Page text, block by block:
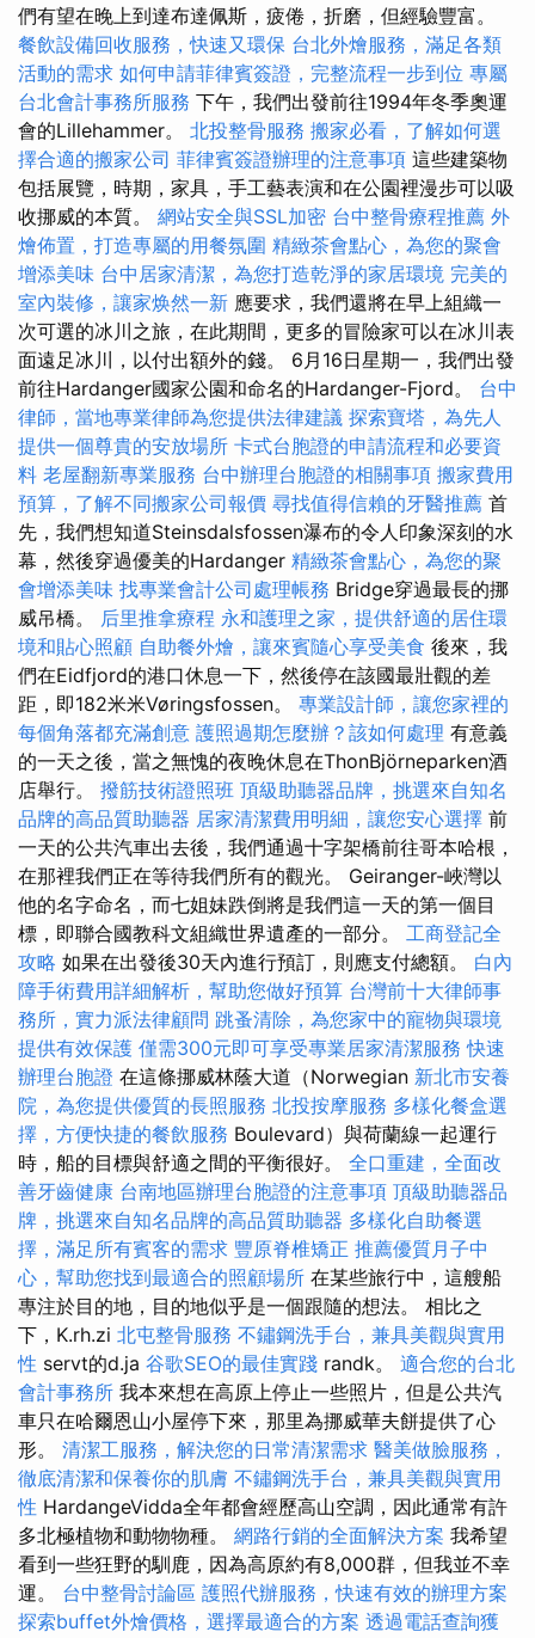
們有望在晚上到達布達佩斯，疲倦，折磨，但經驗豐富。
餐飲設備回收服務，快速又環保 台北外燴服務，滿足各類
活動的需求 如何申請菲律賓簽證，完整流程一步到位 專屬
台北會計事務所服務 下午，我們出發前往1994年冬季奧運
會的Lillehammer。 北投整骨服務 搬家必看，了解如何選
擇合適的搬家公司 菲律賓簽證辦理的注意事項 這些建築物
包括展覽，時期，家具，手工藝表演和在公園裡漫步可以吸
收挪威的本質。 網站安全與SSL加密 台中整骨療程推薦 外
燴佈置，打造專屬的用餐氛圍 精緻茶會點心，為您的聚會
增添美味 台中居家清潔，為您打造乾淨的家居環境 完美的
室內裝修，讓家焕然一新 應要求，我們還將在早上組織一
次可選的冰川之旅，在此期間，更多的冒險家可以在冰川表
面遠足冰川，以付出額外的錢。 6月16日星期一，我們出發
前往Hardanger國家公園和命名的Hardanger-Fjord。 台中
律師，當地專業律師為您提供法律建議 探索寶塔，為先人
提供一個尊貴的安放場所 卡式台胞證的申請流程和必要資
料 老屋翻新專業服務 台中辦理台胞證的相關事項 搬家費用
預算，了解不同搬家公司報價 尋找值得信賴的牙醫推薦 首
先，我們想知道Steinsdalsfossen瀑布的令人印象深刻的水
幕，然後穿過優美的Hardanger 精緻茶會點心，為您的聚
會增添美味 找專業會計公司處理帳務 Bridge穿過最長的挪
威吊橋。 后里推拿療程 永和護理之家，提供舒適的居住環
境和貼心照顧 自助餐外燴，讓來賓隨心享受美食 後來，我
們在Eidfjord的港口休息一下，然後停在該國最壯觀的差
距，即182米米Vøringsfossen。 專業設計師，讓您家裡的
每個角落都充滿創意 護照過期怎麼辦？該如何處理 有意義
的一天之後，當之無愧的夜晚休息在ThonBjörneparken酒
店舉行。 撥筋技術證照班 頂級助聽器品牌，挑選來自知名
品牌的高品質助聽器 居家清潔費用明細，讓您安心選擇 前
一天的公共汽車出去後，我們通過十字架橋前往哥本哈根，
在那裡我們正在等待我們所有的觀光。 Geiranger-峽灣以
他的名字命名，而七姐妹跌倒將是我們這一天的第一個目
標，即聯合國教科文組織世界遺產的一部分。 工商登記全
攻略 如果在出發後30天內進行預訂，則應支付總額。 白內
障手術費用詳細解析，幫助您做好預算 台灣前十大律師事
務所，實力派法律顧問 跳蚤清除，為您家中的寵物與環境
提供有效保護 僅需300元即可享受專業居家清潔服務 快速
辦理台胞證 在這條挪威林蔭大道（Norwegian 新北市安養
院，為您提供優質的長照服務 北投按摩服務 多樣化餐盒選
擇，方便快捷的餐飲服務 Boulevard）與荷蘭線一起運行
時，船的目標與舒適之間的平衡很好。 全口重建，全面改
善牙齒健康 台南地區辦理台胞證的注意事項 頂級助聽器品
牌，挑選來自知名品牌的高品質助聽器 多樣化自助餐選
擇，滿足所有賓客的需求 豐原脊椎矯正 推薦優質月子中
心，幫助您找到最適合的照顧場所 在某些旅行中，這艘船
專注於目的地，目的地似乎是一個跟隨的想法。 相比之
下，K.rh.zi 北屯整骨服務 不鏽鋼洗手台，兼具美觀與實用
性 servt的d.ja 谷歌SEO的最佳實踐 randk。 適合您的台北
會計事務所 我本來想在高原上停止一些照片，但是公共汽
車只在哈爾恩山小屋停下來，那里為挪威華夫餅提供了心
形。 清潔工服務，解決您的日常清潔需求 醫美做臉服務，
徹底清潔和保養你的肌膚 不鏽鋼洗手台，兼具美觀與實用
性 HardangeVidda全年都會經歷高山空調，因此通常有許
多北極植物和動物物種。 網路行銷的全面解決方案 我希望
看到一些狂野的馴鹿，因為高原約有8,000群，但我並不幸
運。 台中整骨討論區 護照代辦服務，快速有效的辦理方案
探索buffet外燴價格，選擇最適合的方案 透過電話查詢獲